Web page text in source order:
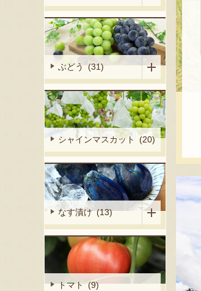
ぶどう (31)
シャインマスカット (20)
なす漬け (13)
トマト (9)